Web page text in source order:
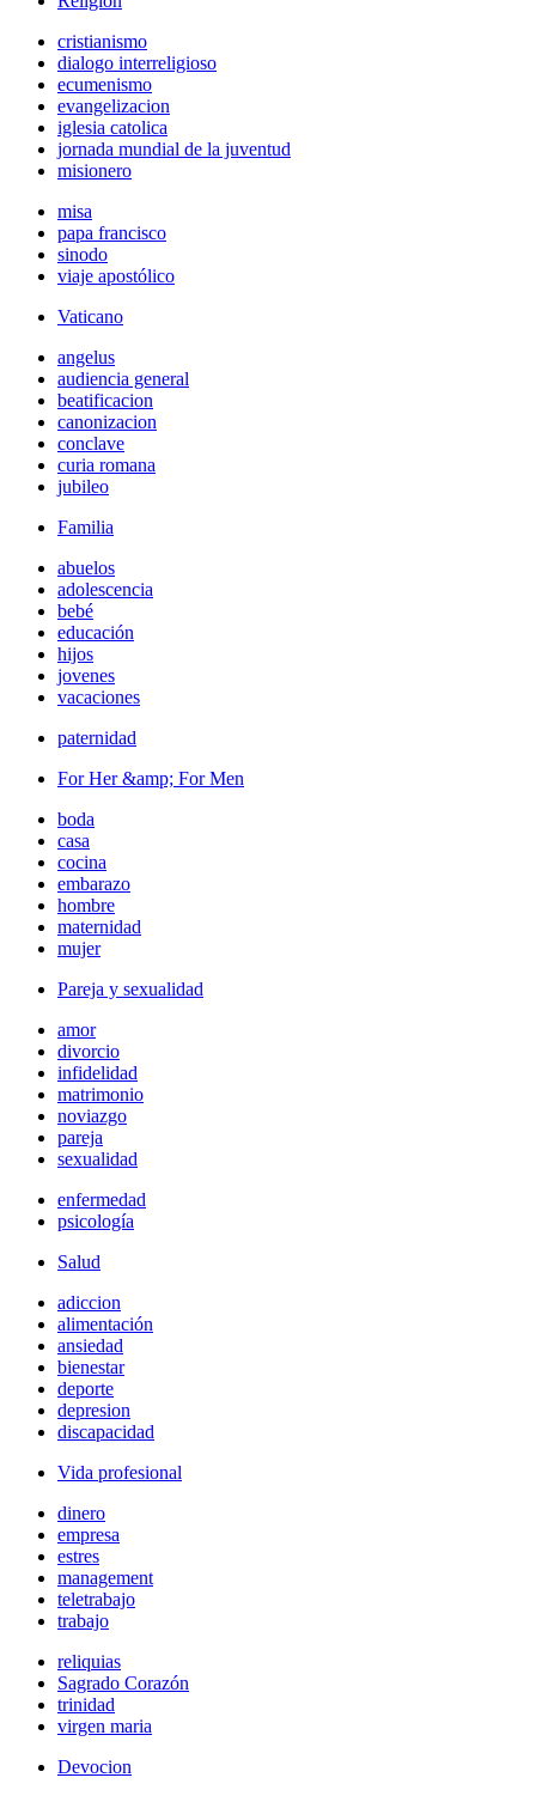
cristianismo
dialogo interreligioso
ecumenismo
evangelizacion
iglesia catolica
jornada mundial de la juventud
misionero
misa
papa francisco
sinodo
viaje apostólico
Vaticano
angelus
audiencia general
beatificacion
canonizacion
conclave
curia romana
jubileo
Familia
abuelos
adolescencia
bebé
educación
hijos
jovenes
vacaciones
paternidad
For Her &amp; For Men
boda
casa
cocina
embarazo
hombre
maternidad
mujer
Pareja y sexualidad
amor
divorcio
infidelidad
matrimonio
noviazgo
pareja
sexualidad
enfermedad
psicología
Salud
adiccion
alimentación
ansiedad
bienestar
deporte
depresion
discapacidad
Vida profesional
dinero
empresa
estres
management
teletrabajo
trabajo
reliquias
Sagrado Corazón
trinidad
virgen maria
Devocion